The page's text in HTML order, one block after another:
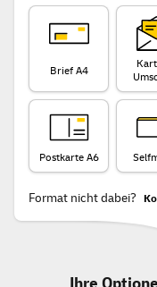
Brief A4
Postkarte A6
Format nicht dabei?